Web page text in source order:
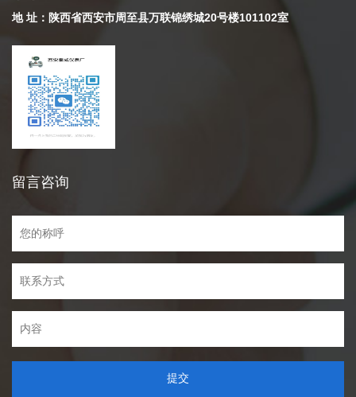
地 址：陕西省西安市周至县万联锦绣城20号楼101102室
留言咨询
提交